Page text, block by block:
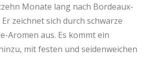
Monate lang nach Bordeaux-
zeichnet sich durch schwarze
Aromen aus. Es kommt ein
mit festen und seidenweichen